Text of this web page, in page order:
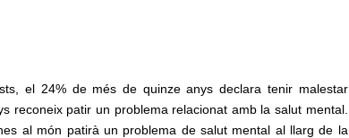
el 24% de més de quinze anys declara tenir malestar
reconeix patir un problema relacionat amb la salut mental.
al món patirà un problema de salut mental al llarg de la